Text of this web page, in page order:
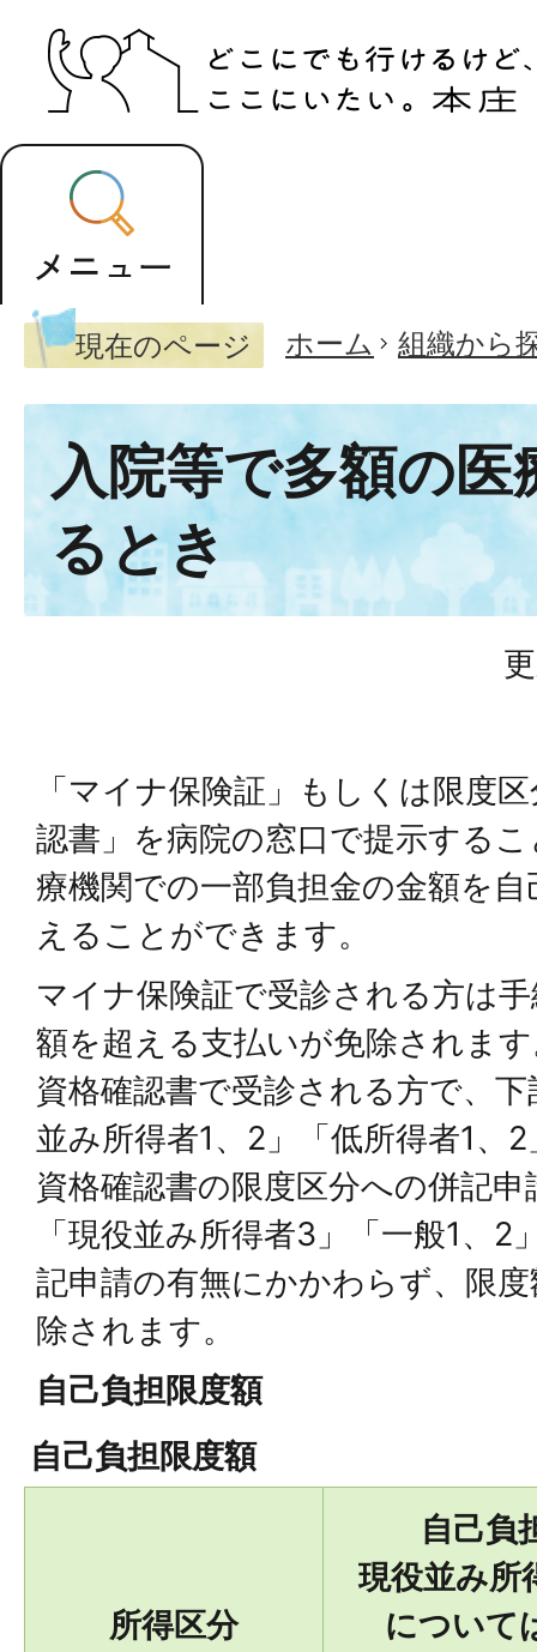
現在のページ ホーム 組織から
入院等で多額の医
るとき
「マイナ保険証」もしくは限度
認書」を病院の窓口で提示する
療機関での一部負担金の金額を
えることができます。
マイナ保険証で受診される方は
額を超える支払いが免除されま
資格確認書で受診される方で、
並み所得者1、2」「低所得者1、
資格確認書の限度区分への併記
「現役並み所得者3」「一般1、
記申請の有無にかかわらず、限
除されます。
自己負担限度額
自己負担限度額
所得区分
自己負
現役並み所
について